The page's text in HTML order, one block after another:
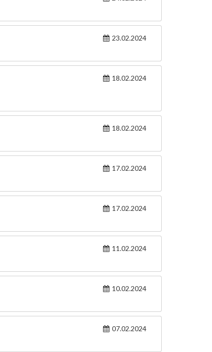
23.02.2024
18.02.2024
18.02.2024
17.02.2024
17.02.2024
11.02.2024
10.02.2024
07.02.2024